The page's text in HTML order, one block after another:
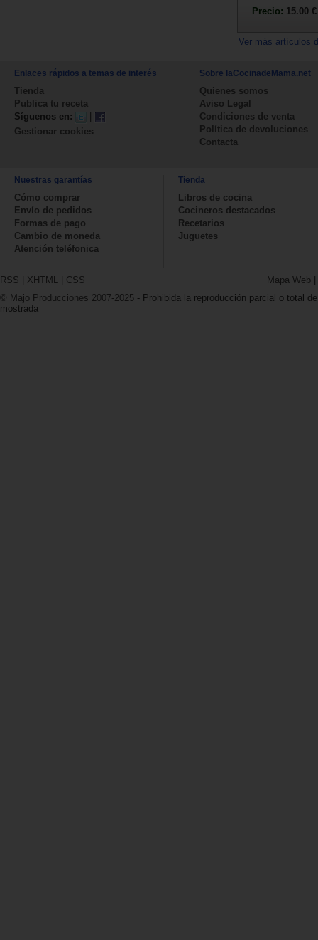
Precio: 15.00 €
Ver más artículos
Enlaces rápidos a temas de interés
Tienda
Publica tu receta
Síguenos en:
Gestionar cookies
Sobre laCocinadeMama.net
Quienes somos
Aviso Legal
Condiciones de venta
Política de devoluciones
Contacta
Nuestras garantías
Cómo comprar
Envío de pedidos
Formas de pago
Cambio de moneda
Atención teléfonica
Tienda
Libros de cocina
Cocineros destacados
Recetarios
Juguetes
RSS XHTML CSS Mapa Web
© Majo Producciones 2007-2025 - Prohibida la reproducción parcial o total
mostrada